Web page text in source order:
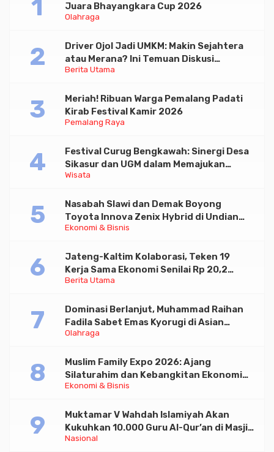
Olahraga
Juara Bhayangkara Cup 2026
Berita Utama
Driver Ojol Jadi UMKM: Makin Sejahtera
atau Merana? Ini Temuan Diskusi
Paramadina
Pemalang Raya
Meriah! Ribuan Warga Pemalang Padati
Kirab Festival Kamir 2026
Wisata
Festival Curug Bengkawah: Sinergi Desa
Sikasur dan UGM dalam Memajukan
Wisata serta UMKM Lokal
Ekonomi & Bisnis
Nasabah Slawi dan Demak Boyong
Toyota Innova Zenix Hybrid di Undian
Tabungan Bima Bank Jateng
Berita Utama
Jateng-Kaltim Kolaborasi, Teken 19
Kerja Sama Ekonomi Senilai Rp 20,2
Triliun
Olahraga
Dominasi Berlanjut, Muhammad Raihan
Fadila Sabet Emas Kyorugi di Asian
Taekwondo Indonesia Open 2026
Ekonomi & Bisnis
Muslim Family Expo 2026: Ajang
Silaturahim dan Kebangkitan Ekonomi
Halal di Jakarta
Nasional
Muktamar V Wahdah Islamiyah Akan
Kukuhkan 10.000 Guru Al-Qur’an di Masjid
Istiqlal